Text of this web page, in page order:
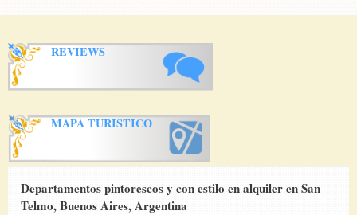
REVIEWS
MAPA TURISTICO
Departamentos pintorescos y con estilo en alquiler en San
Telmo, Buenos Aires, Argentina